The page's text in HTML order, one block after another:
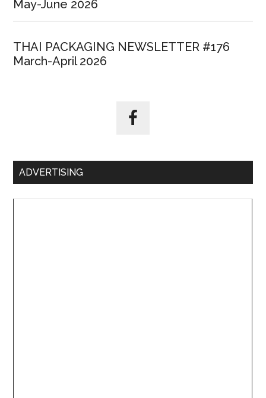
May-June 2026
THAI PACKAGING NEWSLETTER #176
March-April 2026
ADVERTISING